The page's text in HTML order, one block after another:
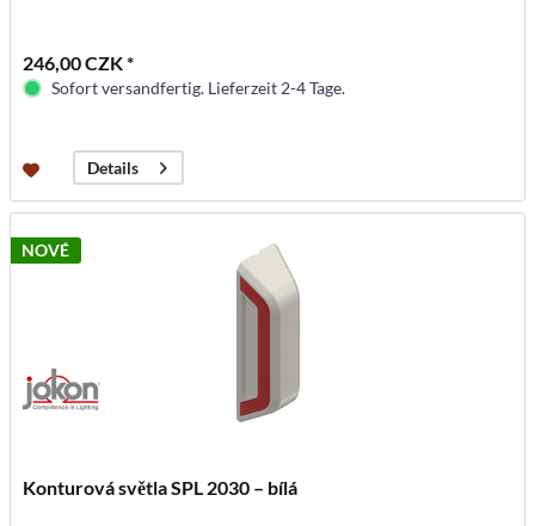
246,00 CZK *
Sofort versandfertig. Lieferzeit 2-4 Tage.
Details
NOVÉ
Konturová světla SPL 2030 – bílá